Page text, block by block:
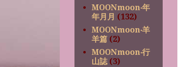
MOONmoon‧年
年月月 (132)
MOONmoon‧羊
羊篇 (2)
MOONmoon‧行
山誌 (3)